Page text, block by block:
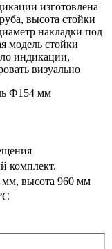
изготовлена
высота стойки
накладки под
модель стойки
индикации,
визуально
Ф154 мм
комплект.
мм, высота 960 мм